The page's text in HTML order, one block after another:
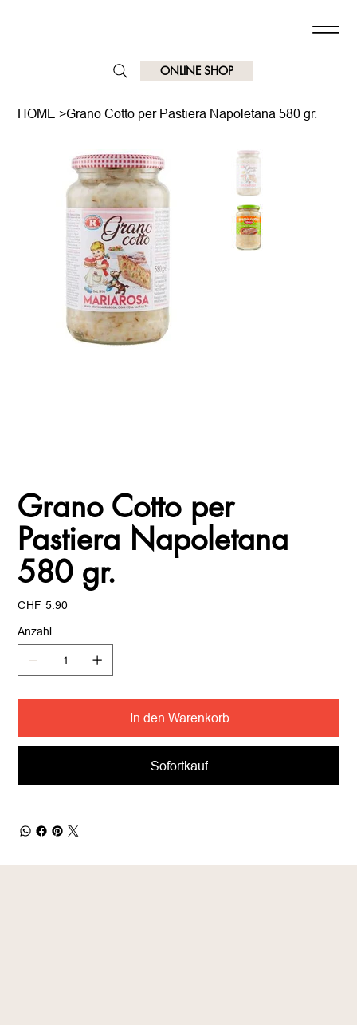
ONLINE SHOP
HOME >Grano Cotto per Pastiera Napoletana 580 gr.
Grano Cotto per
Pastiera Napoletana
580 gr.
Preis
CHF 5.90
Anzahl
In den Warenkorb
Sofortkauf